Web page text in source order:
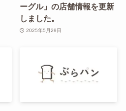
ーグル」の店舗情報を更新
しました。
2025年5月29日